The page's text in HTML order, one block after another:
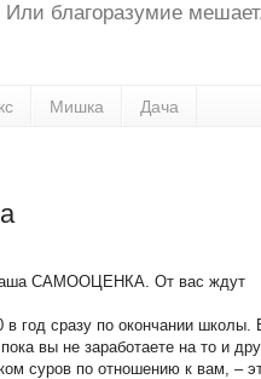
благоразумие
Мишка Дача
САМООЦЕНКА. От вас ждут
год сразу по окончании школы.
вы не заработаете на то и
суров по отношению к вам, –